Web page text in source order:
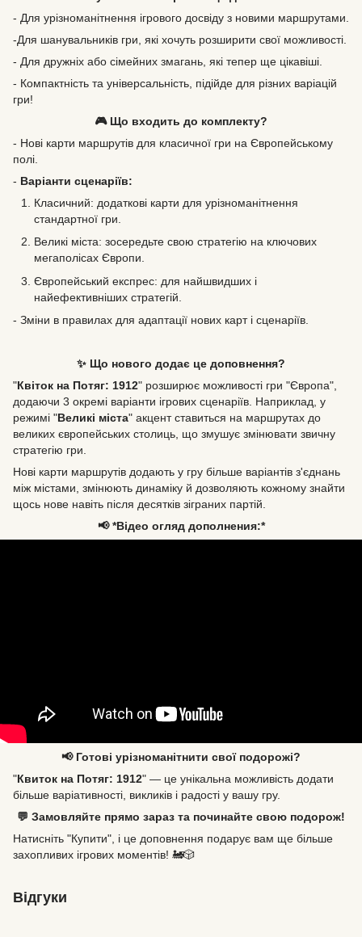
- Для урізноманітнення ігрового досвіду з новими маршрутами.
-Для шанувальників гри, які хочуть розширити свої можливості.
- Для дружніх або сімейних змагань, які тепер ще цікавіші.
- Компактність та універсальність, підійде для різних варіацій
гри!
🎮 Що входить до комплекту?
- Нові карти маршрутів для класичної гри на Європейському
полі.
- Варіанти сценаріїв:
Класичний: додаткові карти для урізноманітнення
стандартної гри.
Великі міста: зосередьте свою стратегію на ключових
мегаполісах Європи.
Європейський експрес: для найшвидших і
найефективніших стратегій.
- Зміни в правилах для адаптації нових карт і сценаріїв.
✨ Що нового додає це доповнення?
"Квіток на Потяг: 1912" розширює можливості гри "Європа",
додаючи 3 окремі варіанти ігрових сценаріїв. Наприклад, у
режимі "Великі міста" акцент ставиться на маршрутах до
великих європейських столиць, що змушує змінювати звичну
стратегію гри.
Нові карти маршрутів додають у гру більше варіантів з'єднань
між містами, змінюють динаміку й дозволяють кожному знайти
щось нове навіть після десятків зіграних партій.
📢 *Відео огляд дополнения:*
📢 Готові урізноманітнити свої подорожі?
"Квиток на Потяг: 1912" — це унікальна можливість додати
більше варіативності, викликів і радості у вашу гру.
💬 Замовляйте прямо зараз та починайте свою подорож!
Натисніть "Купити", і це доповнення подарує вам ще більше
захопливих ігрових моментів! 🚂🎲
Відгуки